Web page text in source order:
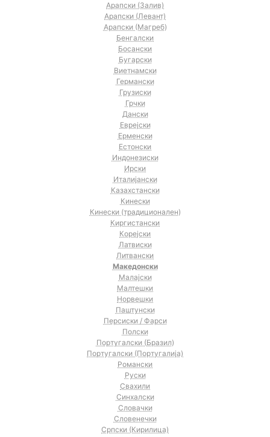
Арапски (Залив)
Арапски (Левант)
Арапски (Магреб)
Бенгалски
Босански
Бугарски
Виетнамски
Германски
Грузиски
Грчки
Дански
Еврејски
Ерменски
Естонски
Индонезиски
Ирски
Италијански
Казахстански
Кинески
Кинески (традиционален)
Киргистански
Корејски
Латвиски
Литвански
Македонски
Малајски
Малтешки
Норвешки
Паштунски
Персиски / Фарси
Полски
Португалски (Бразил)
Португалски (Португалија)
Романски
Руски
Свахили
Синхалски
Словачки
Словенечки
Српски (Кирилица)